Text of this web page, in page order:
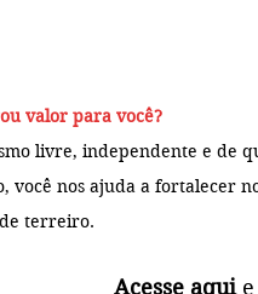
valor para você?
livre, independente e de
você nos ajuda a fortalecer
terreiro.
Acesse aqui e